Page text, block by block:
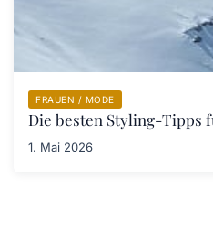
FRAUEN / MODE
Die besten Styling-Tipps
1. Mai 2026